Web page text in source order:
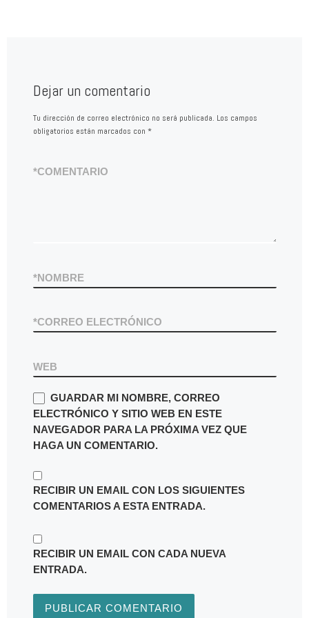
Dejar un comentario
Tu dirección de correo electrónico no será publicada. Los campos
obligatorios están marcados con *
COMENTARIO
*
NOMBRE
*
CORREO ELECTRÓNICO
*
WEB
GUARDAR MI NOMBRE, CORREO
ELECTRÓNICO Y SITIO WEB EN ESTE
NAVEGADOR PARA LA PRÓXIMA VEZ QUE
HAGA UN COMENTARIO.
RECIBIR UN EMAIL CON LOS SIGUIENTES
COMENTARIOS A ESTA ENTRADA.
RECIBIR UN EMAIL CON CADA NUEVA
ENTRADA.